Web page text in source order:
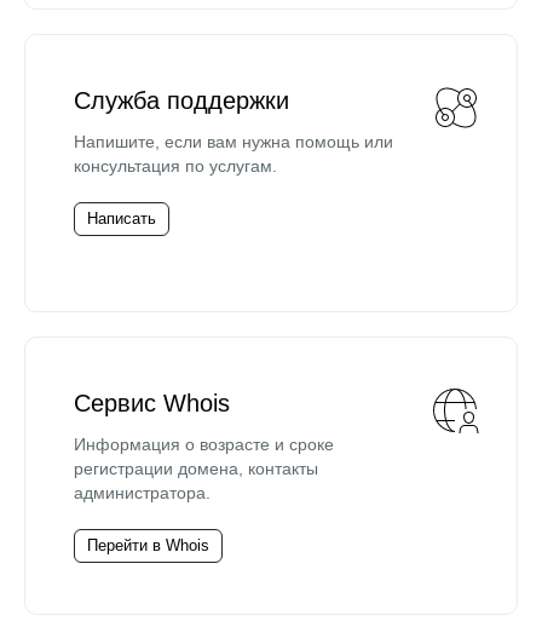
Служба поддержки
Напишите, если вам нужна помощь или
консультация по услугам.
Написать
Сервис Whois
Информация о возрасте и сроке
регистрации домена, контакты
администратора.
Перейти в Whois